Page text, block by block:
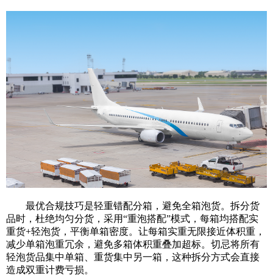
最优合规技巧是轻重错配分箱，避免全箱泡货。拆分货
品时，杜绝均匀分货，采用“重泡搭配”模式，每箱均搭配实
重货+轻泡货，平衡单箱密度。让每箱实重无限接近体积重，
减少单箱泡重冗余，避免多箱体积重叠加超标。切忌将所有
轻泡货品集中单箱、重货集中另一箱，这种拆分方式会直接
造成双重计费亏损。